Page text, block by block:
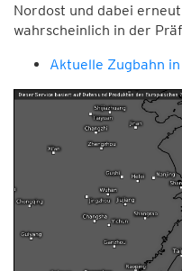
Nordost und dabei
wahrscheinlich in der
Aktuelle Zugbahn in